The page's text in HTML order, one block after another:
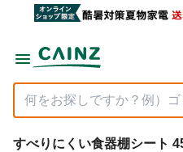
すべりにくい食器棚シート